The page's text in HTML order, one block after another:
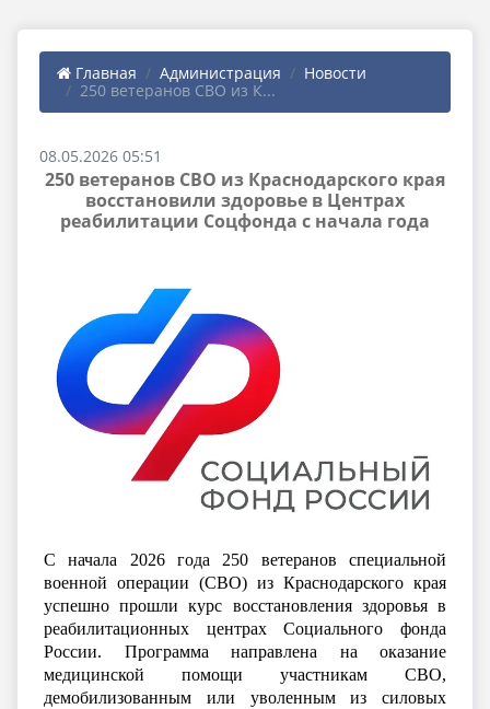
Главная Администрация
Новости
250 ветеранов СВО из К...
08.05.2026 05:51
250 ветеранов СВО из Краснодарского края
восстановили здоровье в Центрах
реабилитации Соцфонда с начала года
С начала 2026 года 250 ветеранов специальной
военной операции (СВО) из Краснодарского края
успешно прошли курс восстановления здоровья в
реабилитационных центрах Социального фонда
России. Программа направлена на оказание
медицинской помощи участникам СВО,
демобилизованным или уволенным из силовых